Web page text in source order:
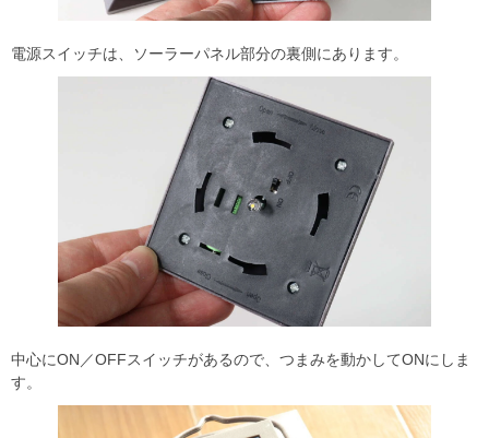
電源スイッチは、ソーラーパネル部分の裏側にあります。
中心にON／OFFスイッチがあるので、つまみを動かしてONにしま
す。